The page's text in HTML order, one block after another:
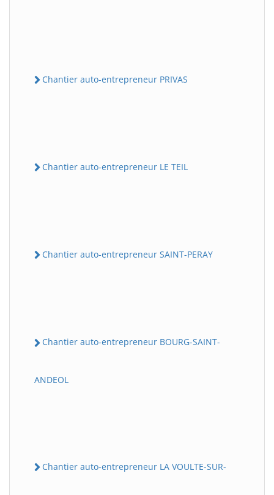
Chantier auto-entrepreneur PRIVAS
Chantier auto-entrepreneur LE TEIL
Chantier auto-entrepreneur SAINT-PERAY
Chantier auto-entrepreneur BOURG-SAINT-
ANDEOL
Chantier auto-entrepreneur LA VOULTE-SUR-